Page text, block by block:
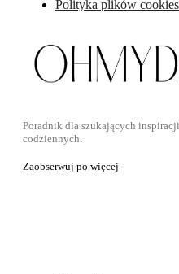
Polityka plików
Poradnik dla szukających
codziennych.
Zaobserwuj po więcej